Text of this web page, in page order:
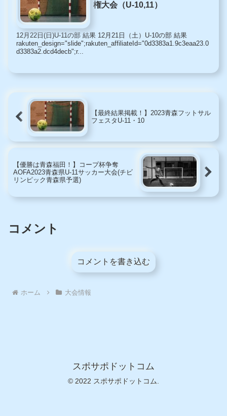
権大会（U-10,11）
12月22日(日)U-11の部 結果 12月21日（土）U-10の部 結果
rakuten_design="slide";rakuten_affiliateId="0d3383a1.9c3eaa23.0
d3383a2.dcd4decb";r...
【最終結果掲載！】2023青森フットサル
フェスタU-11・10
【優勝は青森福田！】コープ杯争奪
AOFA2023青森県U-11サッカー大会(チビ
リンピック青森県予選)
コメント
コメントを書き込む
ホーム 大会情報
スポサポドットコム
© 2022 スポサポドットコム.